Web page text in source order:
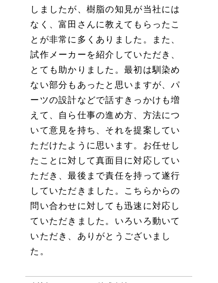
しましたが、樹脂の知見が当社には
なく、富田さんに教えてもらったこ
とが非常に多くありました。また、
試作メーカーを紹介していただき、
とても助かりました。最初は馴染め
ない部分もあったと思いますが、パ
ーツの設計などで話すきっかけも増
えて、自ら仕事の進め方、方法につ
いて意見を持ち、それを提案してい
ただけたように思います。お任せし
たことに対して真面目に対応してい
ただき、最後まで責任を持って遂行
していただきました。こちらからの
問い合わせに対しても迅速に対応し
ていただきました。いろいろ動いて
いただき、ありがとうございまし
た。